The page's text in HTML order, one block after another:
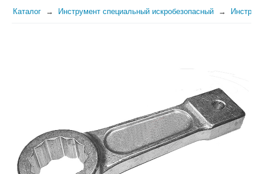
Каталог Инструмент специальный искробезопасный